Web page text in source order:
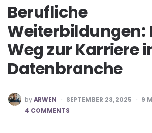
Berufliche
Weiterbildungen:
Weg zur Karriere
Datenbranche
POSTED
BY
byARWEN SEPTEMBER 23, 2025 9
4 COMMENTS